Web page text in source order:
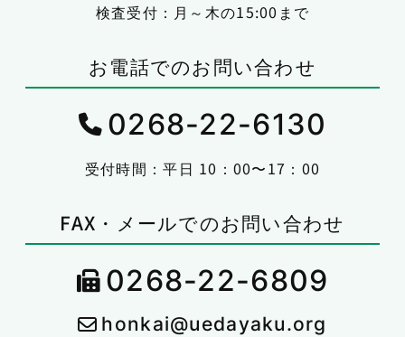
検査受付：月～木の15:00まで
お電話でのお問い合わせ
0268-22-6130
受付時間：平日 10：00〜17：00
FAX・メールでのお問い合わせ
0268-22-6809
honkai@uedayaku.org